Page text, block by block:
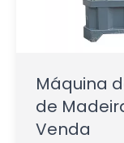
Máquina
de
Venda